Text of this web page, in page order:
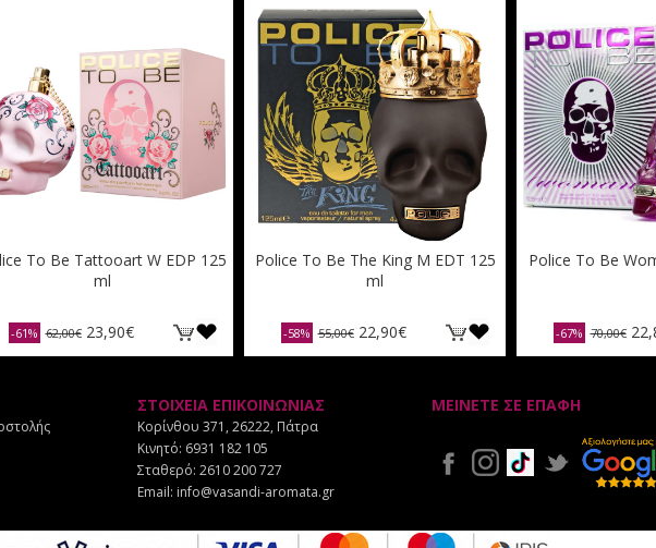
To Be Tattooart W EDP 125
ml
-61% 62,00€ 23,90€
Police To Be The King M EDT 125
ml
-58% 55,00€ 22,90€
Police To Be
-67% 70,00€
ΣΤΟΙΧΕΙΑ ΕΠΙΚΟΙΝΩΝΙΑΣ
Κορίνθου 371, 26222, Πάτρα
Κινητό: 6931 182 105
Σταθερό: 2610 200 727
Email: info@vasandi-aromata.gr
ΜΕΙΝΕΤΕ ΣΕ ΕΠΑΦΗ